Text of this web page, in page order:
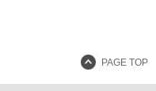
PAGE TOP